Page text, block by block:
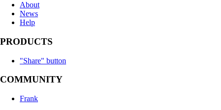
About
News
Help
PRODUCTS
"Share" button
COMMUNITY
Frank